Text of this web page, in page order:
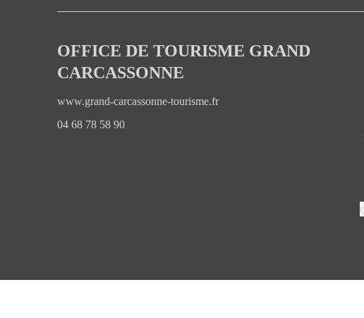
OFFICE DE TOURISME GRAND
CARCASSONNE
www.grand-carcassonne-tourisme.fr
04 68 78 58 90